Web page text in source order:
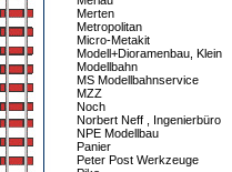
Merten
Metropolitan
Micro-Metakit
Modell+Dioramenbau, Klein
Modellbahn
MS Modellbahnservice
MZZ
Noch
Norbert Neff , Ingenierbüro
NPE Modellbau
Panier
Peter Post Werkzeuge